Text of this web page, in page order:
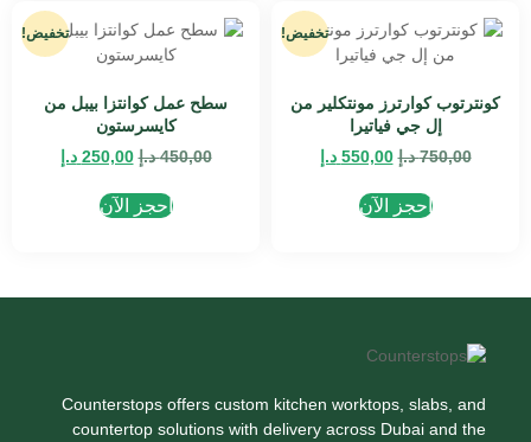
تخفيض!
كونترتوب كوارترز مونتكلير من
إل جي فياتيرا
750,00 د.إ 550,00 د.إ
احجز الآن
تخفيض!
سطح عمل كوانتزا بيبل من
كايسرستون
450,00 د.إ 250,00 د.إ
احجز الآن
Counterstops offers custom kitchen worktops, slabs, and
countertop solutions with delivery across Dubai and the